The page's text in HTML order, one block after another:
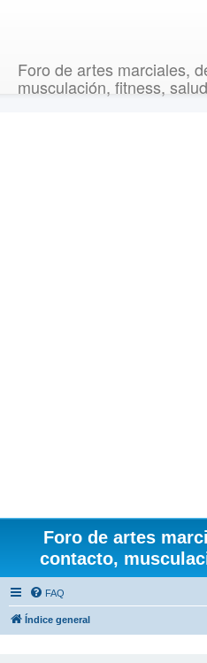
Foro de artes marciales,
musculación, fitness, salud
Foro de artes
contacto,
FAQ
Índice general